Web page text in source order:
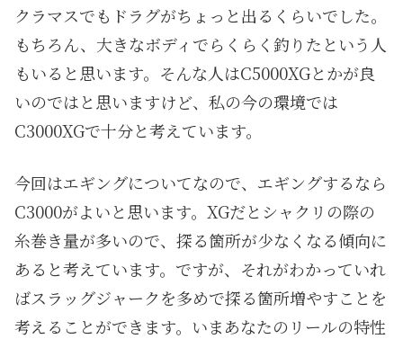
クラマスでもドラグがちょっと出るくらいでした。
もちろん、大きなボディでらくらく釣りたという人
もいると思います。そんな人はC5000XGとかが良
いのではと思いますけど、私の今の環境では
C3000XGで十分と考えています。
今回はエギングについてなので、エギングするなら
C3000がよいと思います。XGだとシャクリの際の
糸巻き量が多いので、探る箇所が少なくなる傾向に
あると考えています。ですが、それがわかっていれ
ばスラッグジャークを多めで探る箇所増やすことを
考えることができます。いまあなたのリールの特性